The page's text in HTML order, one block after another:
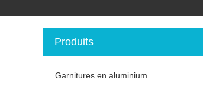
Produits
Garnitures en aluminium